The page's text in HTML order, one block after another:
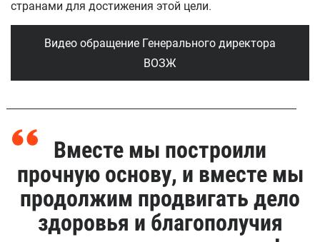
странами для достижения этой цели.
Видео обращение Генерального директора
ВОЗЖ
Вместе мы построили
прочную основу, и вместе мы
продолжим продвигать дело
здоровья и благополучия